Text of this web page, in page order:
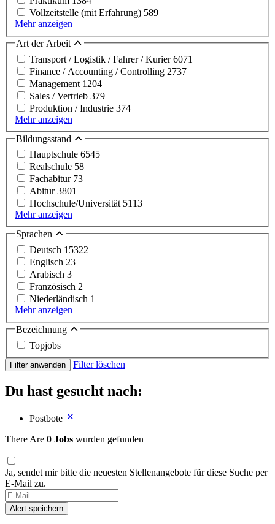
Vollzeitstelle (mit Erfahrung) 589
Mehr anzeigen
Art der Arbeit
Transport / Logistik / Fahrer / Kurier6071
Finance / Accounting / Controlling 2737
Management 1204
Sales / Vertrieb 379
Produktion / Industrie 374
Mehr anzeigen
Bildungsstand
Hauptschule 6545
Realschule 58
Fachabitur 73
Abitur3801
Hochschule/Universität 5113
Mehr anzeigen
Sprachen
Deutsch 15322
Englisch 23
Arabisch 3
Französisch 2
Niederländisch 1
Mehr anzeigen
Bezeichnung
Topjobs
Filter anwenden Filter löschen
Du hast gesucht nach:
Postbote
There Are 0 Jobs wurden gefunden
Ja, sendet mir bitte die neuesten Stellenangebote für diese Suche per
E-Mail zu.
Alert speichern